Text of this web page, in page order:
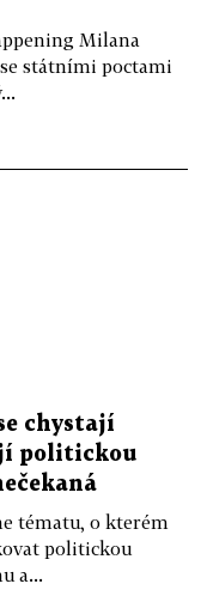
Milana
státními poctami
chystají
politickou
tématu, o kterém
politickou
a...